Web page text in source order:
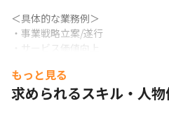
＜具体的な業務例＞
・事業戦略立案/遂行
・サービス価値向上
・組織運営/マネジメント
・各種マーケティング、資料作成
もっと見る
求められるスキル・人